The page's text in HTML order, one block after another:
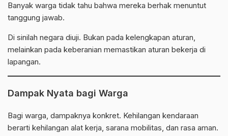
Banyak warga tidak tahu bahwa mereka berhak menuntut
tanggung jawab.
Di sinilah negara diuji. Bukan pada kelengkapan aturan,
melainkan pada keberanian memastikan aturan bekerja di
lapangan.
Dampak Nyata bagi Warga
Bagi warga, dampaknya konkret. Kehilangan kendaraan
berarti kehilangan alat kerja, sarana mobilitas, dan rasa aman.